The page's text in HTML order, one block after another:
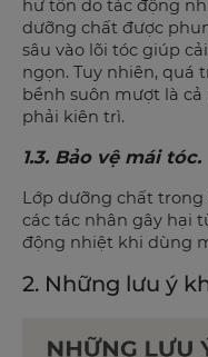
hư tổn do tác động
dưỡng chất được
sâu vào lõi tóc giúp
ngọn. Tuy nhiên, quá
bềnh suôn mượt là
phải kiên trì.
1.3. Bảo vệ mái tóc.
Lớp dưỡng chất
các tác nhân gây hại
động nhiệt khi dùng
2. Những lưu ý